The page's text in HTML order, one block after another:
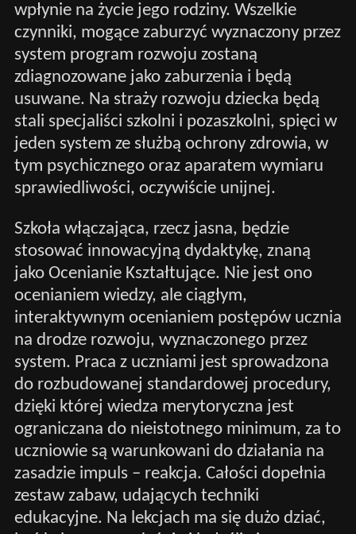
wpłynie na życie jego rodziny. Wszelkie
czynniki, mogące zaburzyć wyznaczony przez
system program rozwoju zostaną
zdiagnozowane jako zaburzenia i będą
usuwane. Na straży rozwoju dziecka będą
stali specjaliści szkolni i pozaszkolni, spięci w
jeden system ze służbą ochrony zdrowia, w
tym psychicznego oraz aparatem wymiaru
sprawiedliwości, oczywiście unijnej.
Szkoła włączająca, rzecz jasna, będzie
stosować innowacyjną dydaktykę, znaną
jako Ocenianie Kształtujące. Nie jest ono
ocenianiem wiedzy, ale ciągłym,
interaktywnym ocenianiem postępów ucznia
na drodze rozwoju, wyznaczonego przez
system. Praca z uczniami jest sprowadzona
do rozbudowanej standardowej procedury,
dzięki której wiedza merytoryczna jest
ograniczana do nieistotnego minimum, za to
uczniowie są warunkowani do działania na
zasadzie impuls – reakcja. Całości dopełnia
zestaw zabaw, udających techniki
edukacyjne. Na lekcjach ma się dużo dziać,